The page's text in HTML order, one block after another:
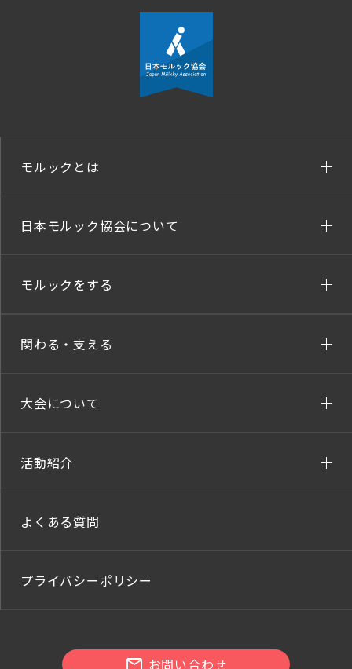
モルックとは
日本モルック協会について
モルックをする
関わる・支える
大会について
活動紹介
よくある質問
プライバシーポリシー
お問い合わせ